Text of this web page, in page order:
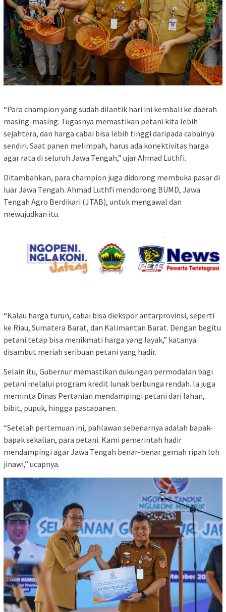
“Para champion yang sudah dilantik hari ini kembali ke daerah
masing-masing. Tugasnya memastikan petani kita lebih
sejahtera, dan harga cabai bisa lebih tinggi daripada cabainya
sendiri. Saat panen melimpah, harus ada konektivitas harga
agar rata di seluruh Jawa Tengah,” ujar Ahmad Luthfi.
Ditambahkan, para champion juga didorong membuka pasar di
luar Jawa Tengah. Ahmad Luthfi mendorong BUMD, Jawa
Tengah Agro Berdikari (JTAB), untuk mengawal dan
mewujudkan itu.
“Kalau harga turun, cabai bisa diekspor antarprovinsi, seperti
ke Riau, Sumatera Barat, dan Kalimantan Barat. Dengan begitu
petani tetap bisa menikmati harga yang layak,” katanya
disambut meriah seribuan petani yang hadir.
Selain itu, Gubernur memastikan dukungan permodalan bagi
petani melalui program kredit lunak berbunga rendah. Ia juga
meminta Dinas Pertanian mendampingi petani dari lahan,
bibit, pupuk, hingga pascapanen.
“Setelah pertemuan ini, pahlawan sebenarnya adalah bapak-
bapak sekalian, para petani. Kami pemerintah hadir
mendampingi agar Jawa Tengah benar-benar gemah ripah loh
jinawi,” ucapnya.